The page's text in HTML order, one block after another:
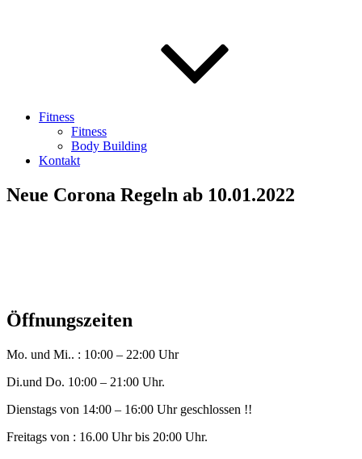
Fitness
Fitness
Body Building
Kontakt
Neue Corona Regeln ab 10.01.2022
Öffnungszeiten
Mo. und Mi.. : 10:00 – 22:00 Uhr
Di.und Do. 10:00 – 21:00 Uhr.
Dienstags von 14:00 – 16:00 Uhr geschlossen !!
Freitags von : 16.00 Uhr bis 20:00 Uhr.